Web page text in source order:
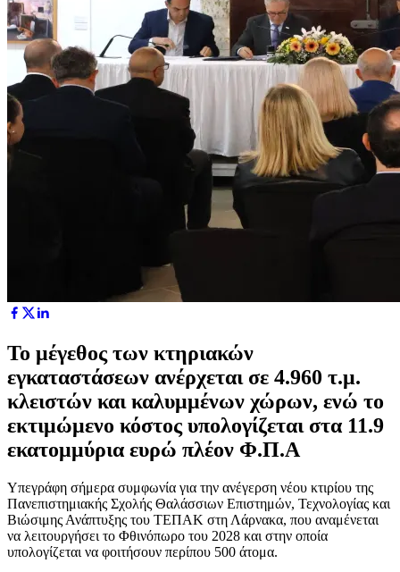
Το μέγεθος των κτηριακών
εγκαταστάσεων ανέρχεται σε 4.960 τ.μ.
κλειστών και καλυμμένων χώρων, ενώ το
εκτιμώμενο κόστος υπολογίζεται στα 11.9
εκατομμύρια ευρώ πλέον Φ.Π.Α
Yπεγράφη σήμερα συμφωνία για την ανέγερση νέου κτιρίου της
Πανεπιστημιακής Σχολής Θαλάσσιων Επιστημών, Τεχνολογίας και
Βιώσιμης Ανάπτυξης του ΤΕΠΑΚ στη Λάρνακα, που αναμένεται
να λειτουργήσει το Φθινόπωρο του 2028 και στην οποία
υπολογίζεται να φοιτήσουν περίπου 500 άτομα.